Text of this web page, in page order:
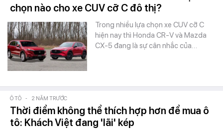
chọn nào cho xe CUV cỡ C đô thị?
Trong nhiều lựa chọn xe CUV cỡ C
hiện nay thì Honda CR-V và Mazda
CX-5 đang là sự cân nhắc của…
Ô TÔ - 2 NĂM TRƯỚC
Thời điểm không thể thích hợp hơn để mua ô
tô: Khách Việt đang 'lãi' kép